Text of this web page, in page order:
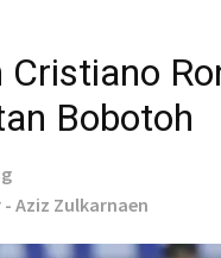
Cristiano
Bobotoh
Aziz Zulkarnaen